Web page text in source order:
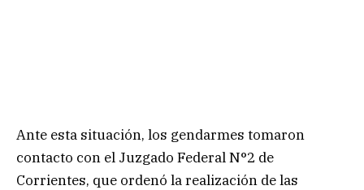
Ante esta situación, los gendarmes tomaron
contacto con el Juzgado Federal N°2 de
Corrientes, que ordenó la realización de las